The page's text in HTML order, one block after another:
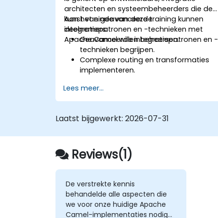
architecten en systeembeheerders die de
kunst van geavanceerde
integratiepatronen en -technieken met
Apache Camel willen beheersen.
Aan het einde van deze training kunnen
deelnemers:
Geavanceerde integratiepatronen en -
technieken begrijpen.
Complexe routing en transformaties
implementeren.
optimaliseren.
Fouten en uitzonderingen afhandelen
Apache Camel integreren met
Lees meer...
Laatst bijgewerkt: 2026-07-31
Reviews(1)
De verstrekte kennis
behandelde alle aspecten die
we voor onze huidige Apache
Camel-implementaties nodig